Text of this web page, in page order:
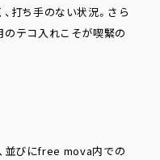
打ち手のない状況。さら
のテコ入れこそが喫緊の
並びにfree mova内での